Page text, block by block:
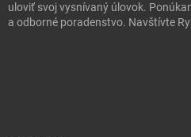
uloviť svoj vysnívaný úlovok.
a odborné poradenstvo. Navštívte